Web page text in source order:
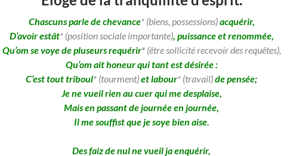
Chascuns parle de chevance* (biens, possessions)acquérir,
D’avoir estât* (position sociale importante), puissance et renommée,
Qu’om se voye de pluseurs requérir* (être sollicité recevoir des requêtes),
Qu’om ait honeur qui tant est désirée :
C’est tout triboul* (tourment)et labour* (travail)de pensée;
Je ne vueil rien au cuer qui me desplaise,
Mais en passant de journée en journée,
Il me souffist que je soye bien aise.
Des faiz de nul ne vueil ja enquérir,